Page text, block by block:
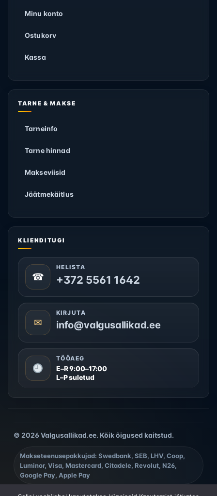
Minu konto
Ostukorv
Kassa
TARNE & MAKSE
Tarneinfo
Tarne hinnad
Makseviisid
Jäätmekäitlus
KLIENDITUGI
☎
HELISTA
+372 5561 1642
✉
KIRJUTA
info@valgusallikad.ee
TÖÖAEG
E–R 9:00–17:00
L–P suletud
© 2026 Valgusallikad.ee. Kõik õigused kaitstud.
Makseteenusepakkujad: Swedbank, SEB, LHV, Coop,
Luminor, Visa, Mastercard, Citadele, Revolut, N26,
Google Pay, Apple Pay